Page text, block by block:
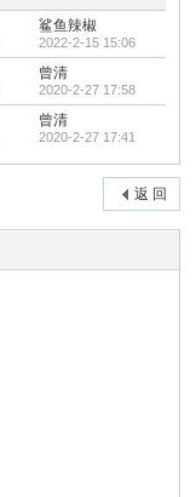
鲨鱼辣椒
2022-2-15 15:06
曾清
2020-2-27 17:58
曾清
2020-2-27 17:41
返 回